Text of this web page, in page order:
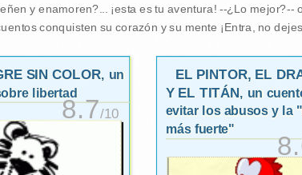
y enamoren?... ¡esta es tu aventura! --¿Lo mejor?--
conquisten su corazón y su mente ¡Entra, no
SIN COLOR, un
libertad
8.7/10
EL PINTOR, EL
Y EL TITÁN, un
evitar los abusos y la
más fuerte"